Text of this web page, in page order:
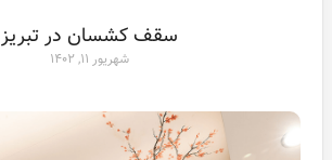
سقف کشسان در تبریز
شهریور ۱۱, ۱۴۰۲